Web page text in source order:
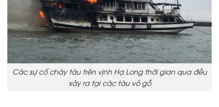
Các sự cố cháy tàu trên vịnh Hạ Long thời gian qua đều
xảy ra tại các tàu vỏ gỗ